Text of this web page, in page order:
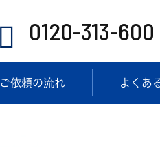
0120-313-600
ご依頼の流れ よくあ